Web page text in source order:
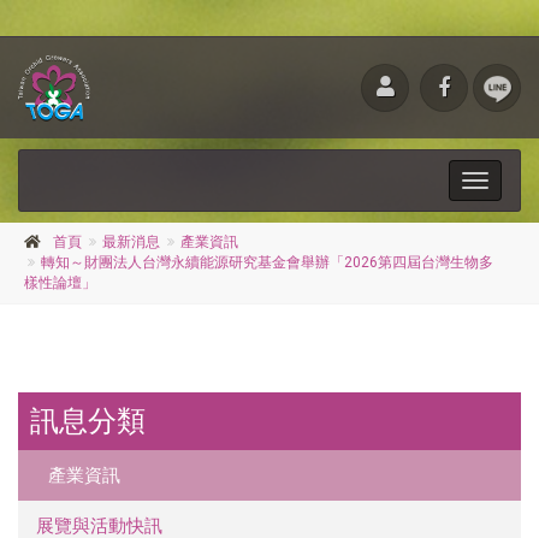
Toggle
首頁 最新消息
產業資訊
轉知～財團法人台灣永續能源研究基金會舉辦「2026第四屆台灣生物多
樣性論壇」
訊息分類
產業資訊
展覽與活動快訊